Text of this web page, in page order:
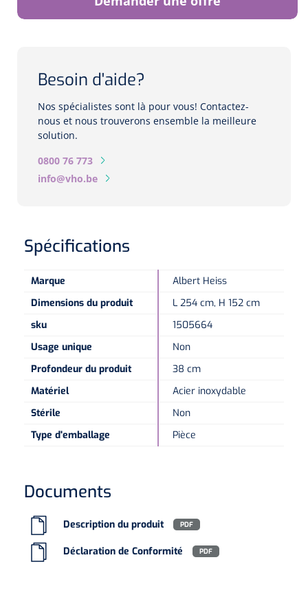
Périmètres
Caméras de fond d'œil
Pachimètres
Lampes à fente
Lampe à fente
Microscopes spéculaires
Écrans d'optotypes
Lasers
Besoin d'aide?
Nos spécialistes sont là pour vous! Contactez-
nous et nous trouverons ensemble la meilleure
solution.
0800 76 773
info@vho.be
Spécifications
Marque
Albert Heiss
Dimensions du produit
L 254 cm, H 152 cm
sku
1505664
Usage unique
Non
Profondeur du produit
38 cm
Matériel
Acier inoxydable
Stérile
Non
Type d'emballage
Pièce
Documents
Description du produit PDF
Déclaration de Conformité PDF